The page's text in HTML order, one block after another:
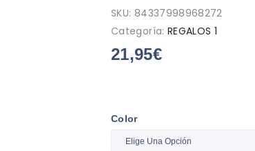
SKU: 84337998968272
Categoría: REGALOS 1
21,95€
Color